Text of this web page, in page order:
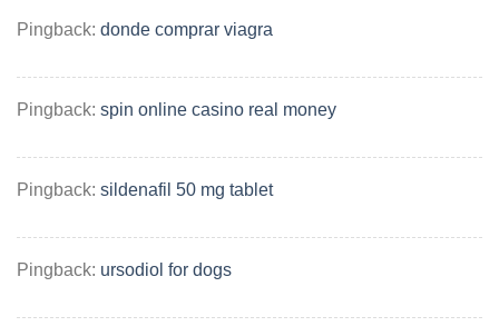
Pingback: donde comprar viagra
Pingback: spin online casino real money
Pingback: sildenafil 50 mg tablet
Pingback: ursodiol for dogs